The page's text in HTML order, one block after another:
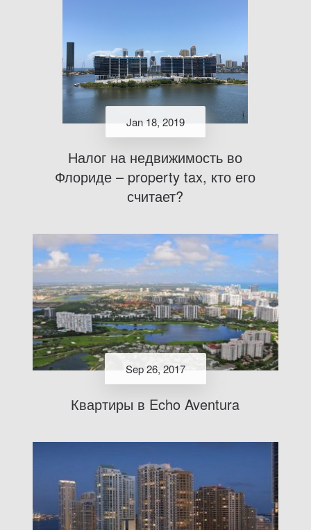
Jan 18, 2019
Налог на недвижимость во
Флориде – property tax, кто его
считает?
Sep 26, 2017
Квартиры в Echo Aventura